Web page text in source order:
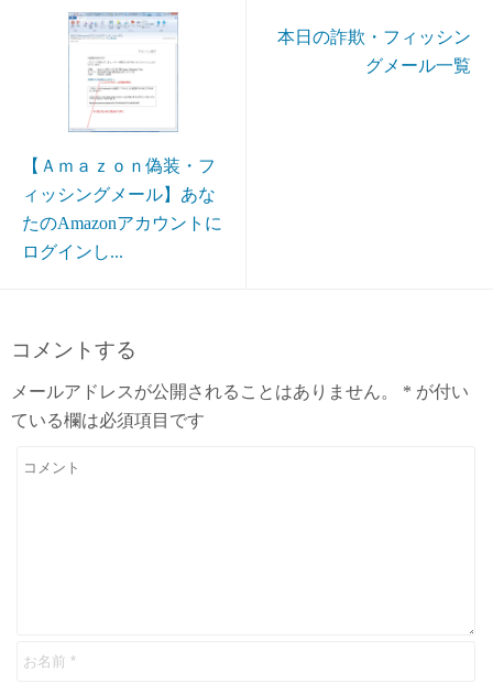
【Ａｍａｚｏｎ偽装・フ
ィッシングメール】あな
たのAmazonアカウントに
ログインし...
本日の詐欺・フィッシン
グメール一覧
コメントする
メールアドレスが公開されることはありません。 * が付い
ている欄は必須項目です